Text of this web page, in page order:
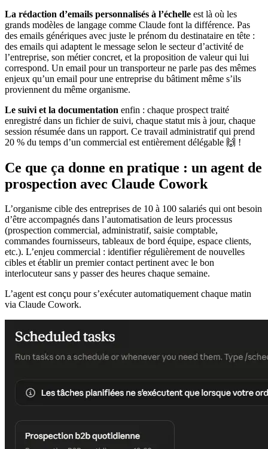
La rédaction d’emails personnalisés à l’échelle est là où les
grands modèles de langage comme Claude font la différence. Pas
des emails génériques avec juste le prénom du destinataire en tête :
des emails qui adaptent le message selon le secteur d’activité de
l’entreprise, son métier concret, et la proposition de valeur qui lui
correspond. Un email pour un transporteur ne parle pas des mêmes
enjeux qu’un email pour une entreprise du bâtiment même s’ils
proviennent du même organisme.
Le suivi et la documentation enfin : chaque prospect traité
enregistré dans un fichier de suivi, chaque statut mis à jour, chaque
session résumée dans un rapport. Ce travail administratif qui prend
20 % du temps d’un commercial est entièrement délégable 🙌 !
Ce que ça donne en pratique : un agent de
prospection avec Claude Cowork
L’organisme cible des entreprises de 10 à 100 salariés qui ont besoin
d’être accompagnés dans l’automatisation de leurs processus
(prospection commercial, administratif, saisie comptable,
commandes fournisseurs, tableaux de bord équipe, espace clients,
etc.). L’enjeu commercial : identifier régulièrement de nouvelles
cibles et établir un premier contact pertinent avec le bon
interlocuteur sans y passer des heures chaque semaine.
L’agent est conçu pour s’exécuter automatiquement chaque matin
via Claude Cowork.